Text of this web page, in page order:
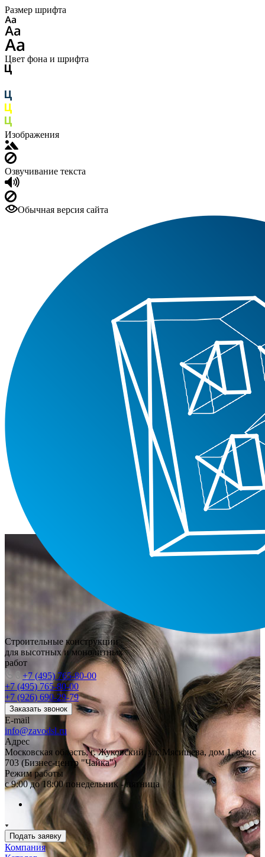
Размер шрифта
Цвет фона и шрифта
Изображения
Озвучивание текста
Обычная версия сайта
Строительные конструкции
для высотных и монолитных
работ
+7 (495) 765-80-00
+7 (495) 765-80-00
+7 (926) 690-29-79
Заказать звонок
E-mail
info@zavodsl.ru
Адрес
Московская область, г. Жуковский, ул. Мясищева, дом 1, офис
703 (Бизнес-центр "Чайка")
Режим работы
с 9:00 до 18:00 понедельник - пятница
Подать заявку
Компания